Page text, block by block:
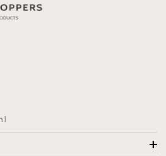
op dieren getest.
van G Compact Blusher 25 !